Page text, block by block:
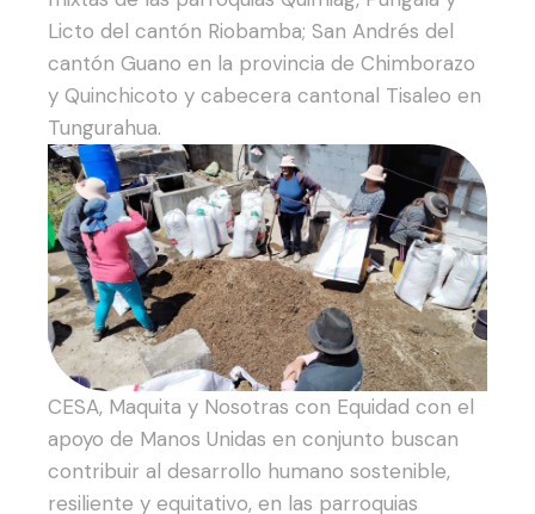
Licto del cantón Riobamba; San Andrés del
cantón Guano en la provincia de Chimborazo
y Quinchicoto y cabecera cantonal Tisaleo en
Tungurahua.
CESA, Maquita y Nosotras con Equidad con el
apoyo de Manos Unidas en conjunto buscan
contribuir al desarrollo humano sostenible,
resiliente y equitativo, en las parroquias